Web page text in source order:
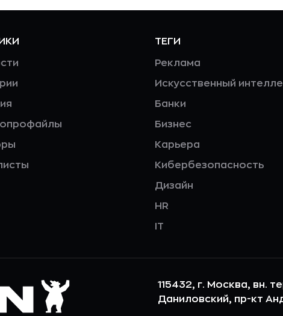
ТЕГИ
Реклама
Искусственный
Банки
Бизнес
Карьера
Кибербезопасность
Дизайн
HR
IT
115432, г. Москва, вн.
Даниловский, пр-кт